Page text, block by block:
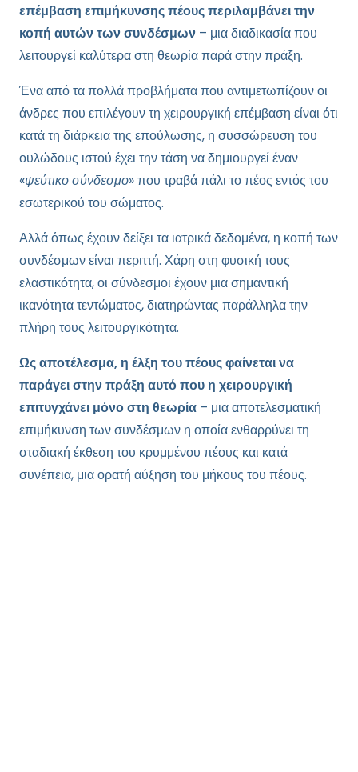
επέμβαση επιμήκυνσης πέους περιλαμβάνει την
κοπή αυτών των συνδέσμων – μια διαδικασία που
λειτουργεί καλύτερα στη θεωρία παρά στην πράξη.
Ένα από τα πολλά προβλήματα που αντιμετωπίζουν οι
άνδρες που επιλέγουν τη χειρουργική επέμβαση είναι ότι
κατά τη διάρκεια της επούλωσης, η συσσώρευση του
ουλώδους ιστού έχει την τάση να δημιουργεί έναν
«ψεύτικο σύνδεσμο» που τραβά πάλι το πέος εντός του
εσωτερικού του σώματος.
Αλλά όπως έχουν δείξει τα ιατρικά δεδομένα, η κοπή των
συνδέσμων είναι περιττή. Χάρη στη φυσική τους
ελαστικότητα, οι σύνδεσμοι έχουν μια σημαντική
ικανότητα τεντώματος, διατηρώντας παράλληλα την
πλήρη τους λειτουργικότητα.
Ως αποτέλεσμα, η έλξη του πέους φαίνεται να
παράγει στην πράξη αυτό που η χειρουργική
επιτυγχάνει μόνο στη θεωρία – μια αποτελεσματική
επιμήκυνση των συνδέσμων η οποία ενθαρρύνει τη
σταδιακή έκθεση του κρυμμένου πέους και κατά
συνέπεια, μια ορατή αύξηση του μήκους του πέους.